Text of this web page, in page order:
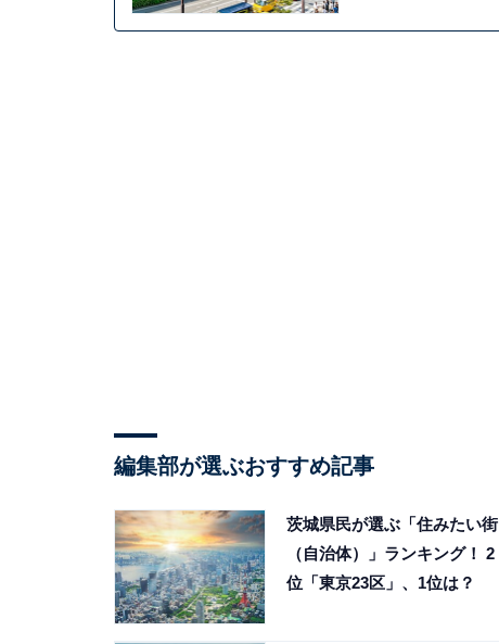
編集部が選ぶおすすめ記事
茨城県民が選ぶ「住みたい街
（自治体）」ランキング！ 2
位「東京23区」、1位は？